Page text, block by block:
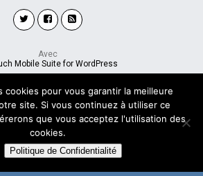
Avec
Mobile Suite for WordPress
cookies pour vous garantir la meilleure
site. Si vous continuez à utiliser ce
que vous acceptez l'utilisation des
cookies.
Politique de Confidentialité